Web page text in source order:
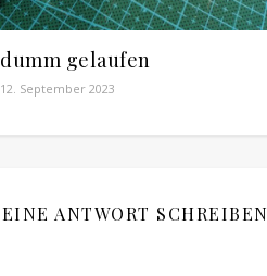
dumm gelaufen
12. September 2023
EINE ANTWORT SCHREIBEN